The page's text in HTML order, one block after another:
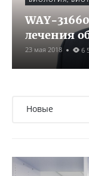
WAY-
лечения
23 мая 2018 6
Новые